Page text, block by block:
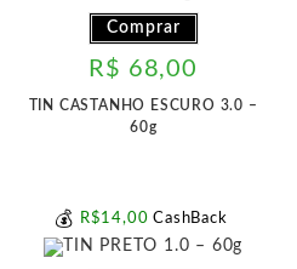
Comprar
R$ 68,00
TIN CASTANHO ESCURO 3.0 –
60g
💰 R$14,00CashBack